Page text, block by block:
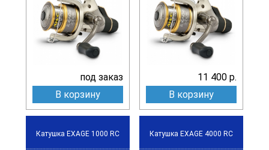
под заказ
В корзину
11 400 р.
В корзину
Катушка EXAGE 1000 RC Катушка EXAGE 4000 RC